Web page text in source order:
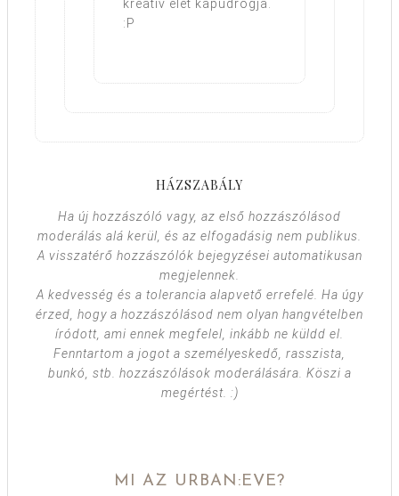
kreatív élet kapudrogja.
:P
HÁZSZABÁLY
Ha új hozzászóló vagy, az első hozzászólásod
moderálás alá kerül, és az elfogadásig nem publikus.
A visszatérő hozzászólók bejegyzései automatikusan
megjelennek.
A kedvesség és a tolerancia alapvető errefelé. Ha úgy
érzed, hogy a hozzászólásod nem olyan hangvételben
íródott, ami ennek megfelel, inkább ne küldd el.
Fenntartom a jogot a személyeskedő, rasszista,
bunkó, stb. hozzászólások moderálására. Köszi a
megértést. :)
MI AZ URBAN:EVE?